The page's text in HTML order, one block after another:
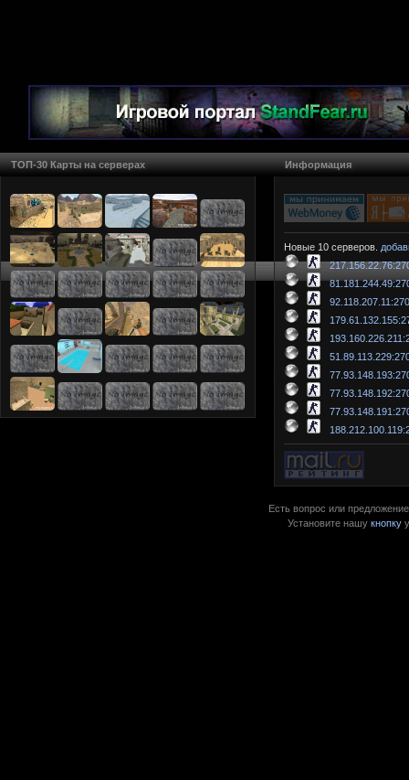
ТОП-30 Карты на серверах Информация
Новые 10 серверов.
Есть вопрос или
Установите нашукнопку